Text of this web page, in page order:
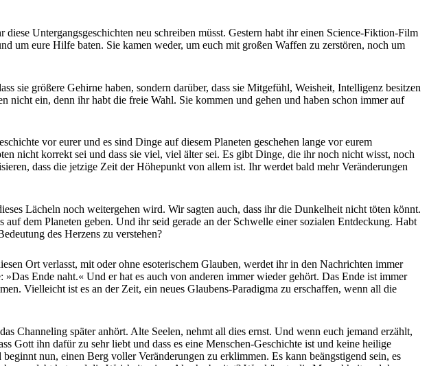
Untergangsgeschichten neu schreiben müsst. Gestern habt ihr einen Science-Fiktion-Film
um eure Hilfe baten. Sie kamen weder, um euch mit großen Waffen zu zerstören, noch um
sie größere Gehirne haben, sondern darüber, dass sie Mitgefühl, Weisheit, Intelligenz besitzen
nicht ein, denn ihr habt die freie Wahl. Sie kommen und gehen und haben schon immer auf
vor eurer und es sind Dinge auf diesem Planeten geschehen lange vor eurem
nicht korrekt sei und dass sie viel, viel älter sei. Es gibt Dinge, die ihr noch nicht wisst, noch
dass die jetzige Zeit der Höhepunkt von allem ist. Ihr werdet bald mehr Veränderungen
Lächeln noch weitergehen wird. Wir sagten auch, dass ihr die Dunkelheit nicht töten könnt.
dem Planeten geben. Und ihr seid gerade an der Schwelle einer sozialen Entdeckung. Habt
des Herzens zu verstehen?
Ort verlasst, mit oder ohne esoterischem Glauben, werdet ihr in den Nachrichten immer
Ende naht.« Und er hat es auch von anderen immer wieder gehört. Das Ende ist immer
Vielleicht ist es an der Zeit, ein neues Glaubens-Paradigma zu erschaffen, wenn all die
Channeling später anhört. Alte Seelen, nehmt all dies ernst. Und wenn euch jemand erzählt,
Gott ihn dafür zu sehr liebt und dass es eine Menschen-Geschichte ist und keine heilige
nun, einen Berg voller Veränderungen zu erklimmen. Es kann beängstigend sein, es